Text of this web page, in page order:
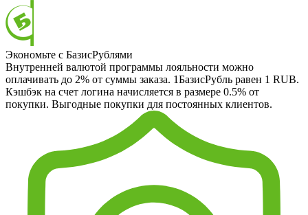
Экономьте с БазисРублями
Внутренней валютой программы лояльности можно
оплачивать до 2% от суммы заказа. 1БазисРубль равен 1 RUB.
Кэшбэк на счет логина начисляется в размере 0.5% от
покупки. Выгодные покупки для постоянных клиентов.